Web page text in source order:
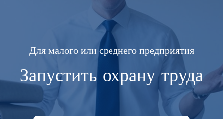
Для малого или среднего предприятия
Запустить охрану труда